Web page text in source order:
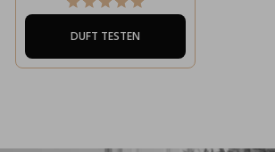
DUFT TESTEN